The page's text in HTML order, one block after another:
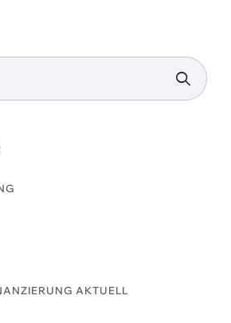
AKTUELL